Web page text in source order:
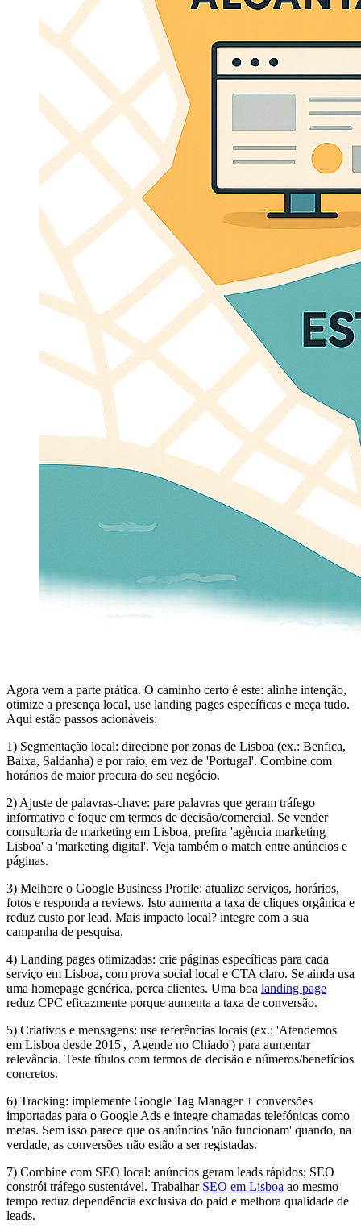
Agora vem a parte prática. O caminho certo é este: alinhe intenção,
otimize a presença local, use landing pages específicas e meça tudo.
Aqui estão passos acionáveis:
1) Segmentação local: direcione por zonas de Lisboa (ex.: Benfica,
Baixa, Saldanha) e por raio, em vez de 'Portugal'. Combine com
horários de maior procura do seu negócio.
2) Ajuste de palavras-chave: pare palavras que geram tráfego
informativo e foque em termos de decisão/comercial. Se vender
consultoria de marketing em Lisboa, prefira 'agência marketing
Lisboa' a 'marketing digital'. Veja também o match entre anúncios e
páginas.
3) Melhore o Google Business Profile: atualize serviços, horários,
fotos e responda a reviews. Isto aumenta a taxa de cliques orgânica e
reduz custo por lead. Mais impacto local? integre com a sua
campanha de pesquisa.
4) Landing pages otimizadas: crie páginas específicas para cada
serviço em Lisboa, com prova social local e CTA claro. Se ainda usa
uma homepage genérica, perca clientes. Uma boa landing page
reduz CPC eficazmente porque aumenta a taxa de conversão.
5) Criativos e mensagens: use referências locais (ex.: 'Atendemos
em Lisboa desde 2015', 'Agende no Chiado') para aumentar
relevância. Teste títulos com termos de decisão e números/benefícios
concretos.
6) Tracking: implemente Google Tag Manager + conversões
importadas para o Google Ads e integre chamadas telefónicas como
metas. Sem isso parece que os anúncios 'não funcionam' quando, na
verdade, as conversões não estão a ser registadas.
7) Combine com SEO local: anúncios geram leads rápidos; SEO
constrói tráfego sustentável. Trabalhar SEO em Lisboa ao mesmo
tempo reduz dependência exclusiva do paid e melhora qualidade de
leads.